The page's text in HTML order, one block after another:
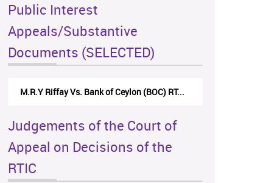
Public Interest
Appeals/Substantive
Documents (SELECTED)
M.R.Y Riffay Vs. Bank of Ceylon (BOC) RT...
Judgements of the Court of
Appeal on Decisions of the
RTIC